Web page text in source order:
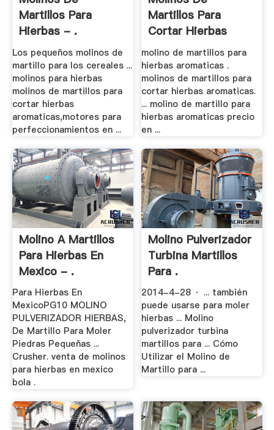
Martillos Para
Hierbas - .
Los pequeños molinos de
martillo para los cereales ...
molinos para hierbas
molinos de martillos para
cortar hierbas
aromaticas,motores para
perfeccionamientos en ...
Martillos Para
Cortar Hierbas
Aromaticas
molino de martillos para
hierbas aromaticas .
molinos de martillos para
cortar hierbas aromaticas.
... molino de martillo para
hierbas aromaticas precio
en ...
Molino A Martillos
Para Hierbas En
Mexico - .
Para Hierbas En
MexicoPG10 MOLINO
PULVERIZADOR HIERBAS,
De Martillo Para Moler
Piedras Pequeñas ...
Crusher. venta de molinos
para hierbas en mexico
bola .
Molino Pulverizador
Turbina Martillos
Para .
2014-4-28 · ... también
puede usarse para moler
hierbas ... Molino
pulverizador turbina
martillos para ... Cómo
Utilizar el Molino de
Martillo para ...